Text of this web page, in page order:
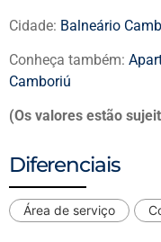
Cidade: Balneário
Conheça também:
Camboriú
(Os valores estão
Diferenciais
Área de serviço